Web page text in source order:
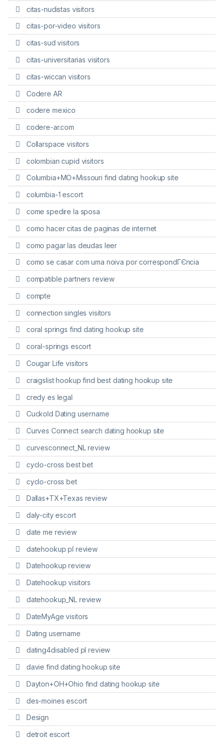
citas-nudistas visitors
citas-por-video visitors
citas-sud visitors
citas-universitarias visitors
citas-wiccan visitors
Codere AR
codere mexico
codere-ar.com
Collarspace visitors
colombian cupid visitors
Columbia+MO+Missouri find dating hookup site
columbia-1 escort
come spedire la sposa
como hacer citas de paginas de internet
como pagar las deudas leer
como se casar com uma noiva por correspondГЄncia
compatible partners review
compte
connection singles visitors
coral springs find dating hookup site
coral-springs escort
Cougar Life visitors
craigslist hookup find best dating hookup site
credy es legal
Cuckold Dating username
Curves Connect search dating hookup site
curvesconnect_NL review
cyclo-cross best bet
cyclo-cross bet
Dallas+TX+Texas review
daly-city escort
date me review
datehookup pl review
Datehookup review
Datehookup visitors
datehookup_NL review
DateMyAge visitors
Dating username
dating4disabled pl review
davie find dating hookup site
Dayton+OH+Ohio find dating hookup site
des-moines escort
Design
detroit escort